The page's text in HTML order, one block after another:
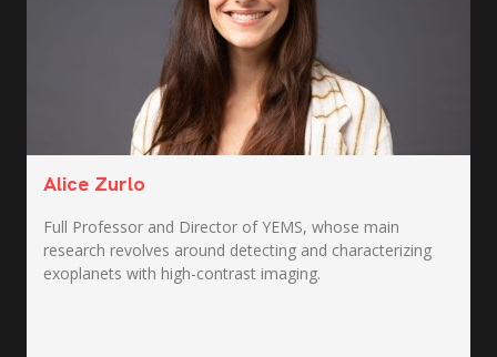
Alice Zurlo
Full Professor and Director of YEMS, whose main
research revolves around detecting and characterizing
exoplanets with high-contrast imaging.